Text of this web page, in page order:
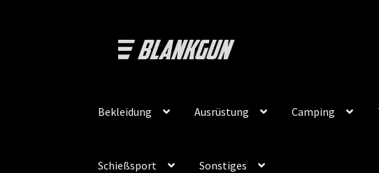
Navigation
Zum
Inhalt
Bekleidung Ausrüstung Camping
Schießsport Sonstiges